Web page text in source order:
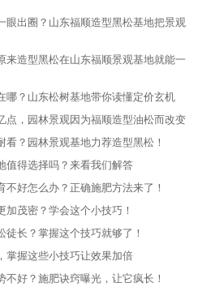
眼出圈？山东福顺造型黑松基地把景观
来造型黑松在山东福顺景观基地就能一
哪？山东松树基地带你读懂定价玄机
点，园林景观因为福顺造型油松而改变
看？园林景观基地力荐造型黑松！
值得选择吗？来看我们解答
不好怎么办？正确施肥方法来了！
加茂密？学会这个小技巧！
徒长？掌握这个技巧就够了！
掌握这些小技巧让效果加倍
不好？施肥诀窍曝光，让它疯长！